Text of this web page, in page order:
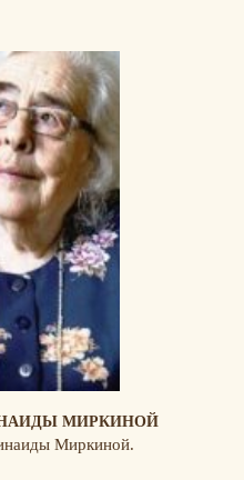
МИРКИНОЙ
Миркиной.